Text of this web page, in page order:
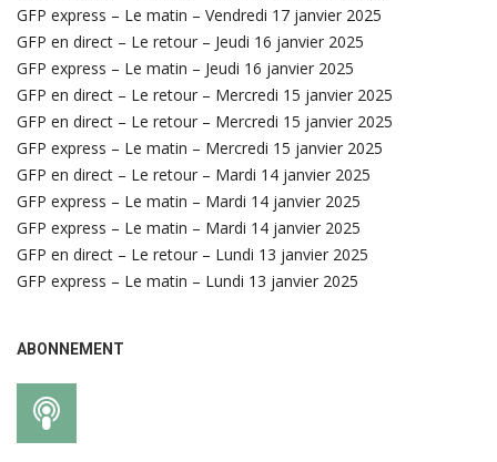
GFP express – Le matin – Vendredi 17 janvier 2025
GFP en direct – Le retour – Jeudi 16 janvier 2025
GFP express – Le matin – Jeudi 16 janvier 2025
GFP en direct – Le retour – Mercredi 15 janvier 2025
GFP en direct – Le retour – Mercredi 15 janvier 2025
GFP express – Le matin – Mercredi 15 janvier 2025
GFP en direct – Le retour – Mardi 14 janvier 2025
GFP express – Le matin – Mardi 14 janvier 2025
GFP express – Le matin – Mardi 14 janvier 2025
GFP en direct – Le retour – Lundi 13 janvier 2025
GFP express – Le matin – Lundi 13 janvier 2025
ABONNEMENT